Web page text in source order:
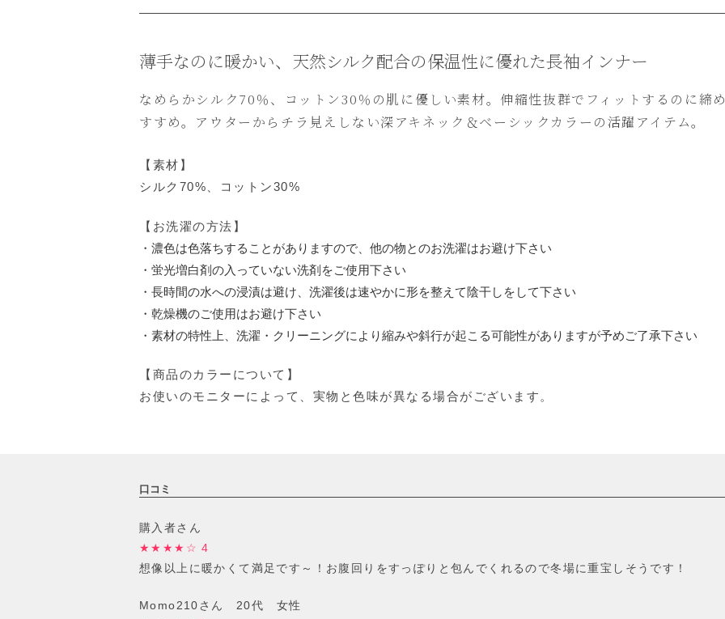
薄手なのに暖かい、天然シルク配合の保温性に優れた長袖インナー
なめらかシルク70％、コットン30％の肌に優しい素材。伸縮性抜群でフィットするのに締
すすめ。アウターからチラ見えしない深アキネック＆ベーシックカラーの活躍アイテム。
【素材】
シルク70%、コットン30%
【お洗濯の方法】
・濃色は色落ちすることがありますので、他の物とのお洗濯はお避け下さい
・蛍光増白剤の入っていない洗剤をご使用下さい
・長時間の水への浸漬は避け、洗濯後は速やかに形を整えて陰干しをして下さい
・乾燥機のご使用はお避け下さい
・素材の特性上、洗濯・クリーニングにより縮みや斜行が起こる可能性がありますが予めご了承下さい
【商品のカラーについて】
お使いのモニターによって、実物と色味が異なる場合がございます。
口コミ
購入者さん
★★★★☆ 4
想像以上に暖かくて満足です～！お腹回りをすっぽりと包んでくれるので冬場に重宝しそうです！
Momo210さん 20代 女性